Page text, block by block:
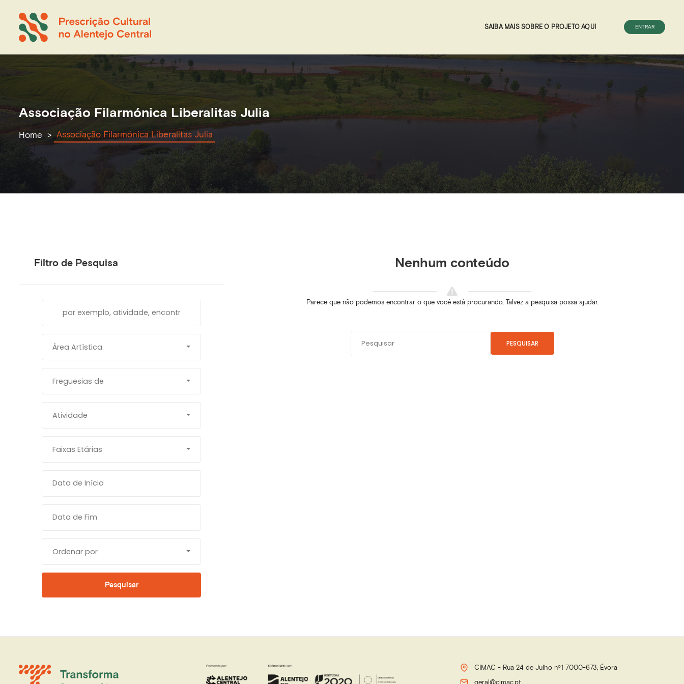
SAIBA MAIS SOBRE O PROJETO AQUI ENTRAR
Associação Filarmónica Liberalitas Julia
Home Associação Filarmónica Liberalitas Julia
Nenhum conteúdo
Parece que não podemos encontrar o que você está procurando. Talvez a pesquisa possa ajudar.
PESQUISAR
Filtro de Pesquisa
Área Artística
Freguesias de
Atividade
Faixas Etárias
Ordenar por
Pesquisar
CIMAC - Rua 24 de Julho nº1 7000-673, Évora
geral@cimac.pt